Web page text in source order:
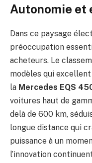
Autonomie
Dans ce paysage
préoccupation
acheteurs. Le
modèles qui excellent
la Mercedes EQS
voitures haut de
delà de 600 km,
longue distance qui
puissance à un
l’innovation